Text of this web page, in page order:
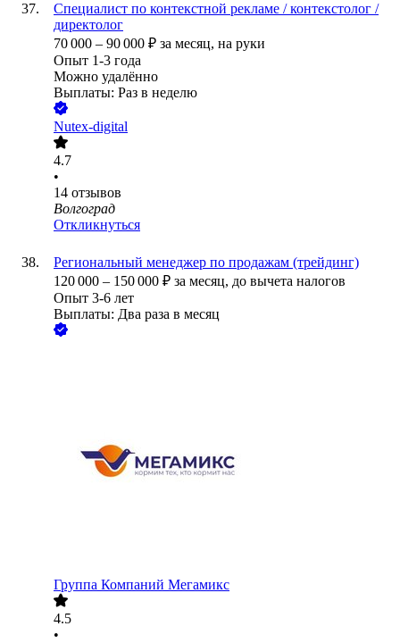
Специалист по контекстной рекламе / контекстолог /
директолог
70 000 – 90 000 ₽ за месяц, на руки
Опыт 1-3 года
Можно удалённо
Выплаты: Раз в неделю
Nutex-digital
4.7
•
14 отзывов
Волгоград
Откликнуться
Региональный менеджер по продажам (трейдинг)
120 000 – 150 000 ₽ за месяц, до вычета налогов
Опыт 3-6 лет
Выплаты: Два раза в месяц
Группа Компаний Мегамикс
4.5
•